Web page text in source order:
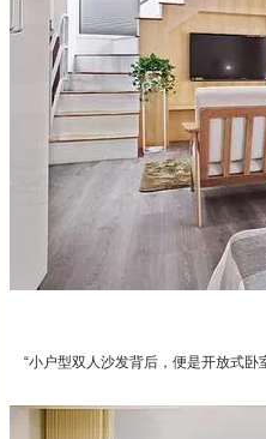
“小户型双人沙发背后，便是开放式卧